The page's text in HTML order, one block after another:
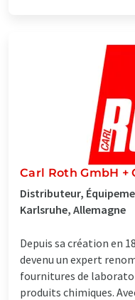
Carl Roth GmbH +
Distributeur,
Karlsruhe, Allemagne
Depuis sa création en
devenu un expert
fournitures de
produits chimiques.